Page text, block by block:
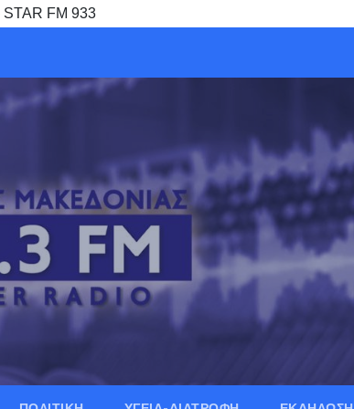
STAR FM 933